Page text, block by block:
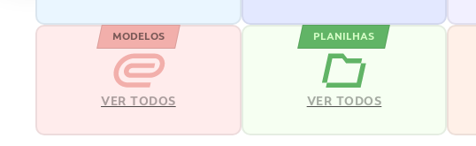
MODELOS
VER TODOS
PLANILHAS
VER TODOS